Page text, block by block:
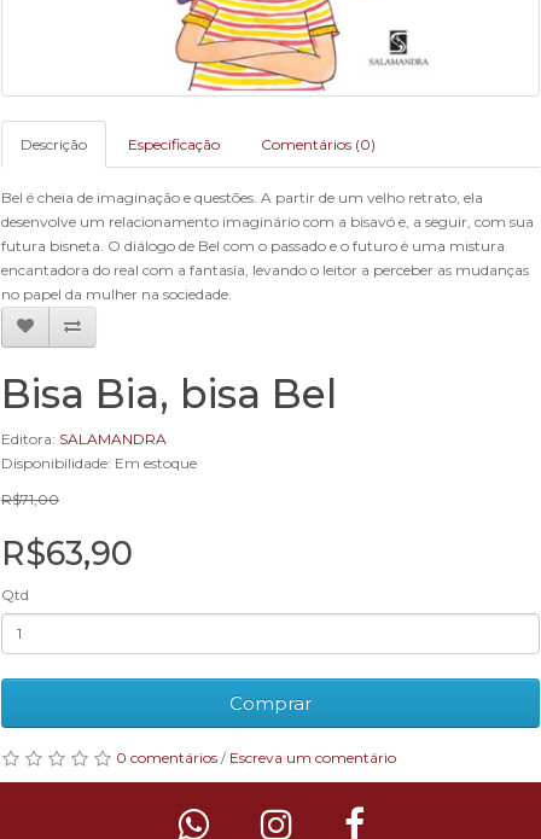
Descrição Especificação Comentários (0)
Bel é cheia de imaginação e questões. A partir de um velho retrato, ela
desenvolve um relacionamento imaginário com a bisavó e, a seguir, com sua
futura bisneta. O diálogo de Bel com o passado e o futuro é uma mistura
encantadora do real com a fantasia, levando o leitor a perceber as mudanças
no papel da mulher na sociedade.
Bisa Bia, bisa Bel
Editora: SALAMANDRA
Disponibilidade: Em estoque
R$71,00
R$63,90
Qtd
Comprar
0 comentários / Escreva um comentário